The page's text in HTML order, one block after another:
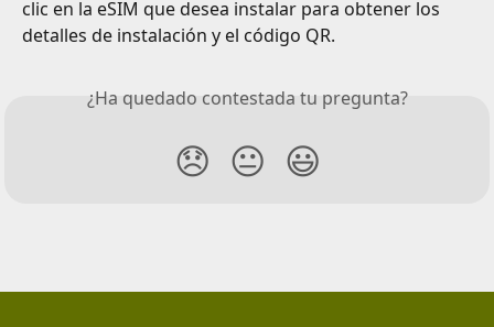
clic en la eSIM que desea instalar para obtener los
detalles de instalación y el código QR.
¿Ha quedado contestada tu pregunta?
😞 😐 😃